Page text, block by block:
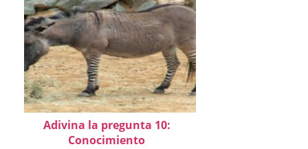
Adivina la pregunta 10:
Conocimiento